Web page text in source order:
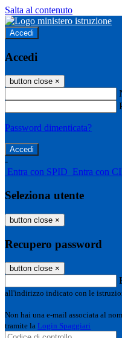
Salta al contenuto
Accedi
Accedi
button close ×
Password dimenticata?
-
Entra con SPID Entra con
Seleziona utente
button close ×
Recupero password
button close ×
all'indirizzo indicato con le
Non hai una e-mail associata al
tramite la Login Spaggiari